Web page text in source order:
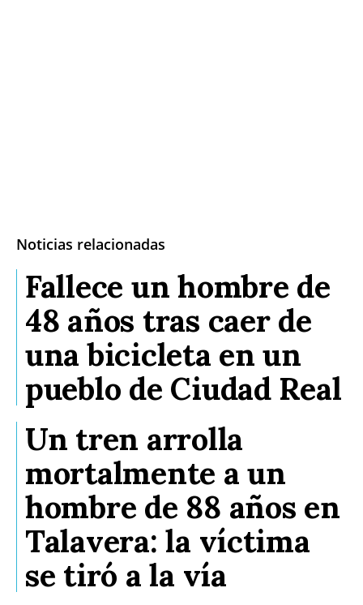
Noticias relacionadas
Fallece un hombre de
48 años tras caer de
una bicicleta en un
pueblo de Ciudad Real
Un tren arrolla
mortalmente a un
hombre de 88 años en
Talavera: la víctima
se tiró a la vía